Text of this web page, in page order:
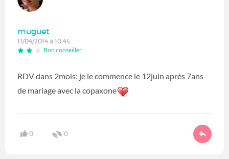
muguet
11/04/2014 à 10:45
Bon conseiller
RDV dans 2mois: je le commence le 12juin après 7ans
de mariage avec la copaxone
0 0